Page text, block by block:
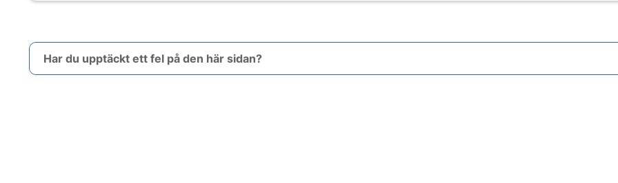
Har du upptäckt ett fel på den här sidan?